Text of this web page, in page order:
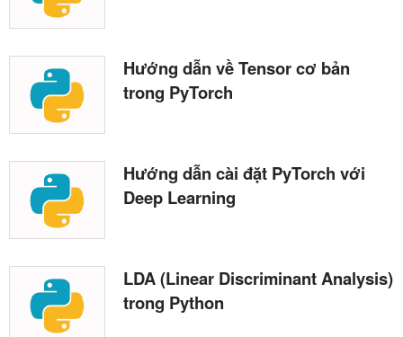
Hướng dẫn về Tensor cơ bản
trong PyTorch
Hướng dẫn cài đặt PyTorch với
Deep Learning
LDA (Linear Discriminant Analysis)
trong Python